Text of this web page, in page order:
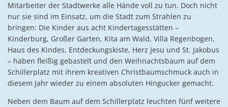
Mitarbeiter der Stadtwerke alle Hände voll zu tun. Doch nicht
nur sie sind im Einsatz, um die Stadt zum Strahlen zu
bringen: Die Kinder aus acht Kindertagesstätten –
Kinderburg, Großer Garten, Kita am Wald, Villa Regenbogen,
Haus des Kindes, Entdeckungskiste, Herz Jesu und St. Jakobus
– haben fleißig gebastelt und den Weihnachtsbaum auf dem
Schillerplatz mit ihrem kreativen Christbaumschmuck auch in
diesem Jahr wieder zu einem absoluten Hingucker gemacht.
Neben dem Baum auf dem Schillerplatz leuchten fünf weitere